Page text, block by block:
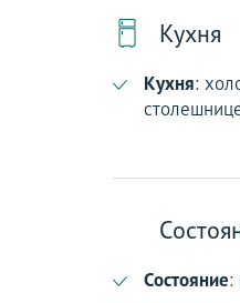
Кухня
Кухня:
Состояние: